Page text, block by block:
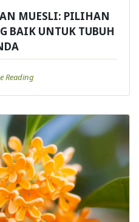
MUESLI: PILIHAN
BAIK UNTUK TUBUH
Reading